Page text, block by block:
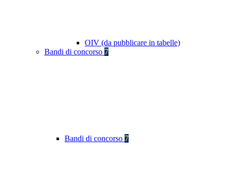
OIV (da pubblicare in tabelle)
Bandi di concorso 7
Bandi di concorso 7